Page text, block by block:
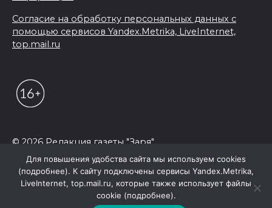
Согласие на обработку персональных данных с
помощью сервисов Yandex.Metrika, LiveInternet,
top.mail.ru
© 2026 Редакция газеты "Заря"
Для повышения удобства сайта мы используем cookies
(подробнее). К сайту подключены сервисы Yandex.Metrika,
LiveInternet, top.mail.ru, которые также использует файлы
cookie (подробнее).